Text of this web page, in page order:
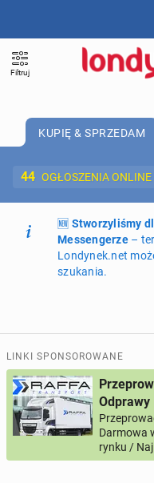
Filtruj
KUPIĘ & SPRZEDAM
44 OGŁOSZENIA ONLINE
Dodaj
PROFILE
USŁUGI
🆕 Stworzyliśmy
Messengerze–
Londynek.net
szukania.
LINKI SPONSOROWANE
Odprawy
Darmowa
rynku /